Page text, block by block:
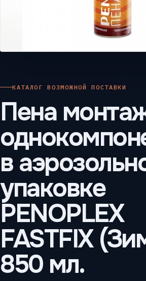
КАТАЛОГ ВОЗМОЖНОЙ ПОСТАВКИ
Пена
в
упаковке
PENOPLEX
FASTFIX
850 мл.